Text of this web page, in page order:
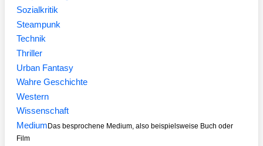
Sozialkritik
Steampunk
Technik
Thriller
Urban Fantasy
Wahre Geschichte
Western
Wissenschaft
Medium Das besprochene Medium, also beispielsweise Buch oder
Film